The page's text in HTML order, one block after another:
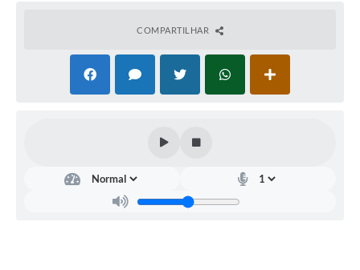
COMPARTILHAR